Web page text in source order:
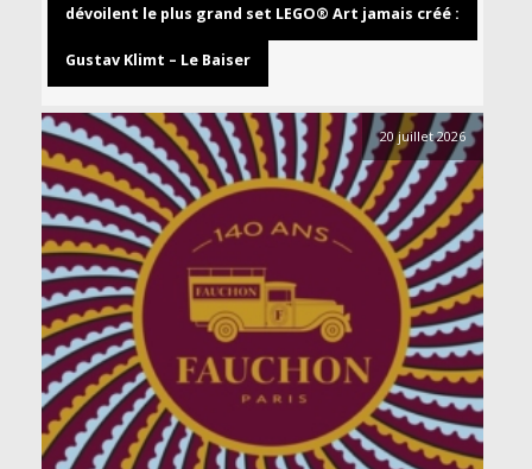
dévoilent le plus grand set LEGO® Art jamais créé :
Gustav Klimt – Le Baiser
20 juillet 2026